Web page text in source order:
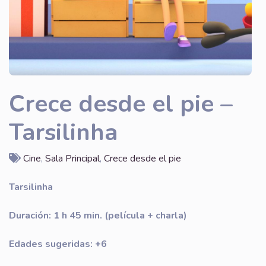
Crece desde el pie –
Tarsilinha
Cine, Sala Principal, Crece desde el pie
Tarsilinha
Duración: 1 h 45 min. (película + charla)
Edades sugeridas: +6